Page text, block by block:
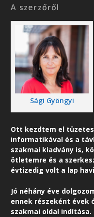
A szerzőről
Sági Gyöngyi
Ott kezdtem el
informatikával és a
szakmai kiadvány is,
ötletemre és a
évtizedig volt a lap
Jó néhány éve
ennek részeként évek
szakmai oldal indítása.